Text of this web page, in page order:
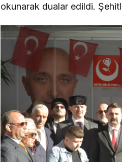
okunarak dualar edildi.